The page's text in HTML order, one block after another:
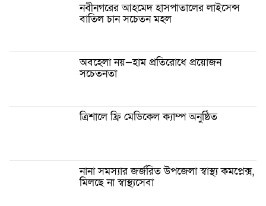
নবীনগরের আহমেদ হাসপাতালের লাইসেন্স
বাতিল চান সচেতন মহল
অবহেলা নয়—হাম প্রতিরোধে প্রয়োজন
সচেতনতা
ত্রিশালে ফ্রি মেডিকেল ক্যাম্প অনুষ্ঠিত
নানা সমস্যার জর্জরিত উপজেলা স্বাস্থ্য কমপ্লেক্স,
মিলছে না স্বাস্থ্যসেবা